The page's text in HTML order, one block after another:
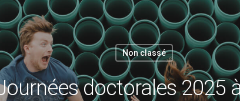
Non classé
doctorales 2025